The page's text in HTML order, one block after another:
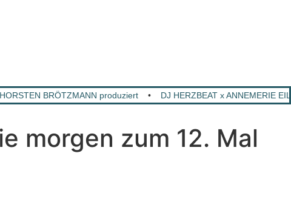
BRÖTZMANN produziert • DJ HERZBEAT x ANNEMERIE
morgen zum 12. Mal